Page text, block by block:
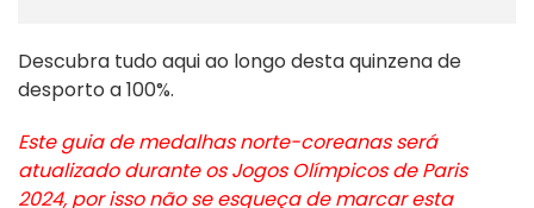
Descubra tudo aqui ao longo desta quinzena de
desporto a 100%.
Este guia de medalhas norte-coreanas será
atualizado durante os Jogos Olímpicos de Paris
2024, por isso não se esqueça de marcar esta